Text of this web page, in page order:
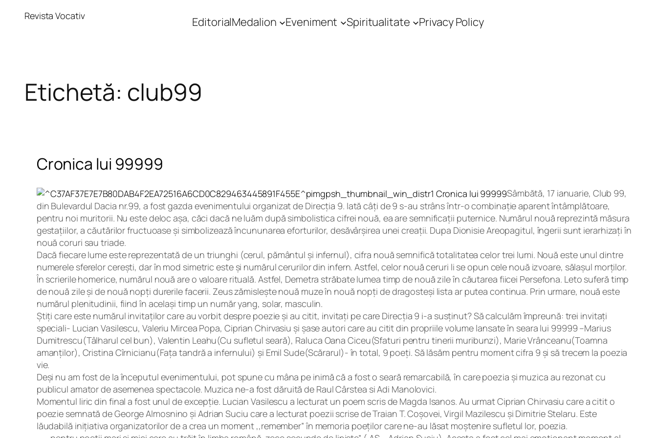
Revista Vocativ EditorialMedalion Eveniment Spiritualitate Privacy Policy
Etichetă: club99
Cronica lui 99999
Sâmbătă, 17 ianuarie, Club 99,
din Bulevardul Dacia nr.99, a fost gazda evenimentului organizat de Direcția 9. Iată câți de 9 s-au strâns într-o combinație aparent întâmplătoare,
pentru noi muritorii. Nu este deloc așa, căci dacă ne luăm după simbolistica cifrei nouă, ea are semnificații puternice. Numărul nouă reprezintă măsura
gestațiilor, a căutărilor fructuoase și simbolizează încununarea eforturilor, desăvârșirea unei creații. Dupa Dionisie Areopagitul, îngerii sunt ierarhizați în
nouă coruri sau triade.
Dacă fiecare lume este reprezentată de un triunghi (cerul, pământul și infernul), cifra nouă semnifică totalitatea celor trei lumi. Nouă este unul dintre
numerele sferelor cerești, dar în mod simetric este și numărul cerurilor din infern. Astfel, celor nouă ceruri li se opun cele nouă izvoare, sălașul morților.
În scrierile homerice, numărul nouă are o valoare rituală. Astfel, Demetra străbate lumea timp de nouă zile în căutarea fiicei Persefona. Leto suferă timp
de nouă zile și de nouă nopți durerile facerii. Zeus zămislește nouă muze în nouă nopți de dragosteși lista ar putea continua. Prin urmare, nouă este
numărul plenitudinii, fiind în același timp un număr yang, solar, masculin.
Știți care este numărul invitaților care au vorbit despre poezie și au citit, invitați pe care Direcția 9 i-a susținut? Să calculăm împreună: trei invitați
speciali- Lucian Vasilescu, Valeriu Mircea Popa, Ciprian Chirvasiu și șase autori care au citit din propriile volume lansate în seara lui 99999 –Marius
Dumitrescu(Tâlharul cel bun), Valentin Leahu(Cu sufletul seară), Raluca Oana Ciceu(Sfaturi pentru tinerii muribunzi), Marie Vrânceanu(Toamna
amanților), Cristina Cîrnicianu(Fața tandră a infernului) și Emil Sude(Scărarul)- în total, 9 poeți. Să lăsăm pentru moment cifra 9 și să trecem la poezia
vie.
Deși nu am fost de la începutul evenimentului, pot spune cu mâna pe inimă că a fost o seară remarcabilă, în care poezia și muzica au rezonat cu
publicul amator de asemenea spectacole. Muzica ne-a fost dăruită de Raul Cârstea si Adi Manolovici.
Momentul liric din final a fost unul de excepție. Lucian Vasilescu a lecturat un poem scris de Magda Isanos. Au urmat Ciprian Chirvasiu care a citit o
poezie semnată de George Almosnino și Adrian Suciu care a lecturat poezii scrise de Traian T. Coșovei, Virgil Mazilescu și Dimitrie Stelaru. Este
lăudabilă inițiativa organizatorilor de a crea un moment ,,remember” în memoria poeților care ne-au lăsat moștenire sufletul lor, poezia.